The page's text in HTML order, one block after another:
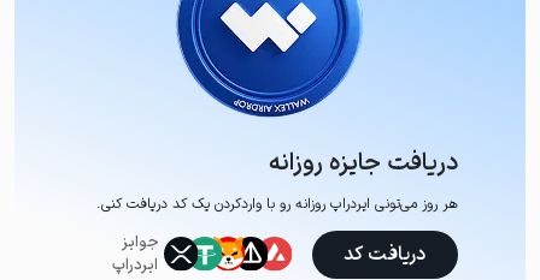
دریافت جایزه روزانه
هر روز می‌تونی ایردراپ روزانه رو با وارد‌کردن یک کد دریافت کنی.
جوایز
ایردراپ
دریافت کد